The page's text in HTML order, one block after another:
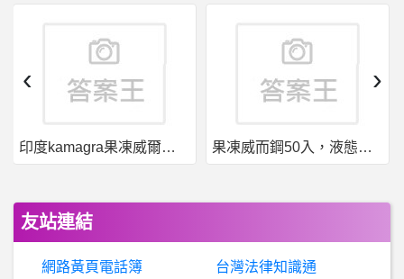
科
技人- 各位前輩還記得新人時期的日子嗎？ 各位前輩還記得新人時期的日子嗎？
棒球- 吳家維是不是很搶戲 吳家維是不是很搶戲
BaseballXXXX- 輸給裁判 輸給裁判
房屋交易- 惠宇是怎樣的存在？ 惠宇是怎樣的存在？
婚
姻- 要不要為了另一半不去竹科 要不要為了另一半不去竹科
印度kamagra果凍威爾剛用於治療男性勃起功能障礙 果凍威而鋼50入，液態威，口溶速效
‹ ›
友站連結
網路黃頁電話簿 台灣法律知識通